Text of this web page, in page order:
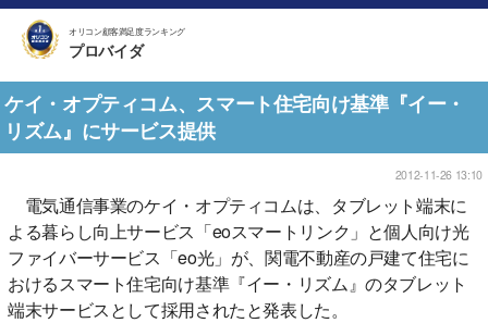
オリコン顧客満足度ランキング
プロバイダ
ケイ・オプティコム、スマート住宅向け基準『イー・
リズム』にサービス提供
2012-11-26 13:10
電気通信事業のケイ・オプティコムは、タブレット端末に
よる暮らし向上サービス「eoスマートリンク」と個人向け光
ファイバーサービス「eo光」が、関電不動産の戸建て住宅に
おけるスマート住宅向け基準『イー・リズム』のタブレット
端末サービスとして採用されたと発表した。